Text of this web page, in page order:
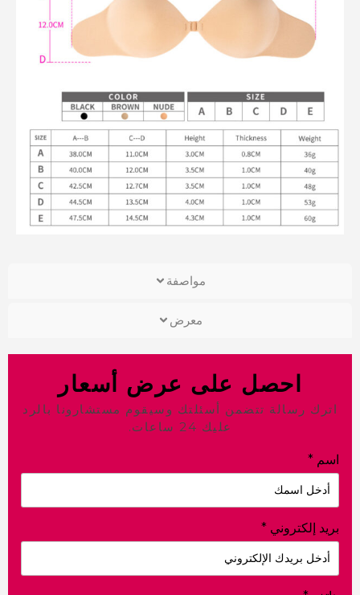
مواصفة
احصل على عرض أسعار
رسالة تتضمن أسئلتك وسيقوم مستشارونا بالرد
عليك 24 ساعات.
إلكتروني *